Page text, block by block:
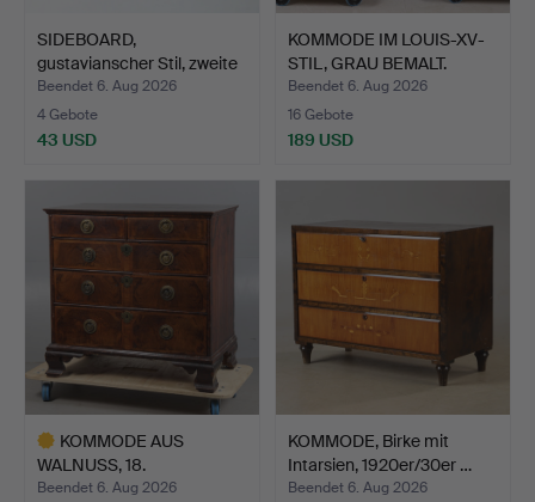
SIDEBOARD,
gustavianscher Stil, zweite
Häl…
Beendet 6. Aug 2026
4 Gebote
43 USD
KOMMODE IM LOUIS-XV-
STIL, GRAU BEMALT.
Beendet 6. Aug 2026
16 Gebote
189 USD
KOMMODE AUS
WALNUSS, 18.
JAHRHUNDERT.
Beendet 6. Aug 2026
KOMMODE, Birke mit
Intarsien, 1920er/30er …
Beendet 6. Aug 2026